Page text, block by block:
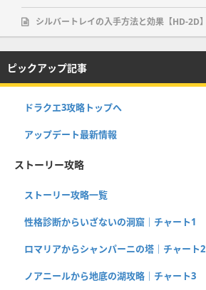
シルバートレイの入手方法と効果【HD-2D】
ピックアップ記事
ドラクエ3攻略トップへ
アップデート最新情報
ストーリー攻略
ストーリー攻略一覧
性格診断からいざないの洞窟｜チャート1
ロマリアからシャンパーニの塔｜チャート2
ノアニールから地底の湖攻略｜チャート3